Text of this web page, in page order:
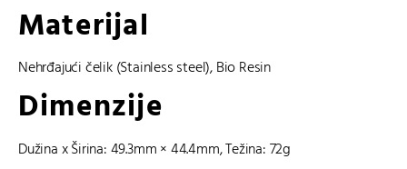
Materijal
Nehrđajući čelik (Stainless steel),Bio Resin
Dimenzije
Dužina x Širina: 49.3mm × 44.4mm, Težina: 72g